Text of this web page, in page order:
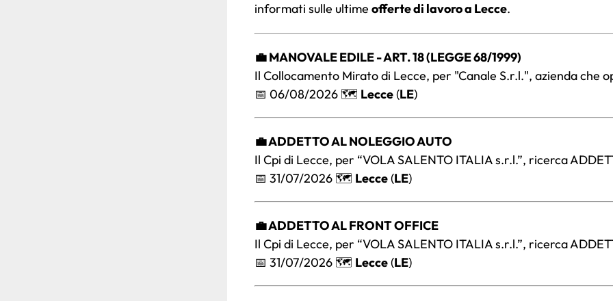
informati sulle ultime offerte di lavoro a Lecce.
💼 MANOVALE EDILE - ART. 18 (LEGGE 68/1999)
Il Collocamento Mirato di Lecce, per "Canale S.r.l.", azienda che
📅 06/08/2026 🗺️ Lecce(LE)
💼 ADDETTO AL NOLEGGIO AUTO
Il Cpi di Lecce, per “VOLA SALENTO ITALIA s.r.l.”, ricerca
📅 31/07/2026 🗺️ Lecce(LE)
💼 ADDETTO AL FRONT OFFICE
Il Cpi di Lecce, per “VOLA SALENTO ITALIA s.r.l.”, ricerca
📅 31/07/2026 🗺️ Lecce(LE)